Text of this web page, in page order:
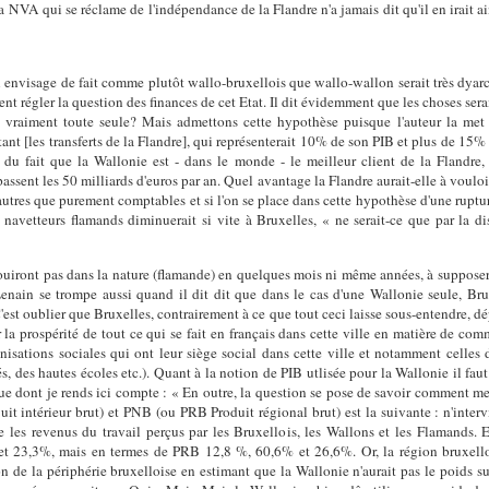
NVA qui se réclame de l'indépendance de la Flandre n'a jamais dit qu'il en irait
de fait comme plutôt wallo-bruxellois que wallo-wallon serait très
régler la question des finances de cet Etat. Il dit évidemment que les choses
toute seule? Mais admettons cette hypothèse puisque l'auteur la
[les transferts de la Flandre], qui représenterait 10% de son PIB et plus de
du fait que la Wallonie est - dans le monde - le meilleur client de la
les 50 milliards d'euros par an. Quel avantage la Flandre aurait-elle à
que purement comptables et si l'on se place dans cette hypothèse d'une
flamands diminuerait si vite à Bruxelles, « ne serait-ce que par la
pas dans la nature (flamande) en quelques mois ni même années, à
se trompe aussi quand il dit dit que dans le cas d'une Wallonie seule,
oublier que Bruxelles, contrairement à ce que tout ceci laisse sous-entendre,
la prospérité de tout ce qui se fait en français dans cette ville en matière de
sociales qui ont leur siège social dans cette ville et notamment
des hautes écoles etc.). Quant à la notion de PIB utlisée pour la Wallonie il
dont je rends ici compte : « En outre, la question se pose de savoir comment
intérieur brut) et PNB (ou PRB Produit régional brut) est la suivante :
revenus du travail perçus par les Bruxellois, les Wallons et les Flamands.
23,3%, mais en termes de PRB 12,8 %, 60,6% et 26,6%. Or, la région
de la périphérie bruxelloise en estimant que la Wallonie n'aurait pas le poids